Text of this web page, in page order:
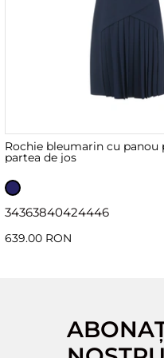
Rochie bleumarin cu panou
partea de jos
34363840424446
639.00 RON